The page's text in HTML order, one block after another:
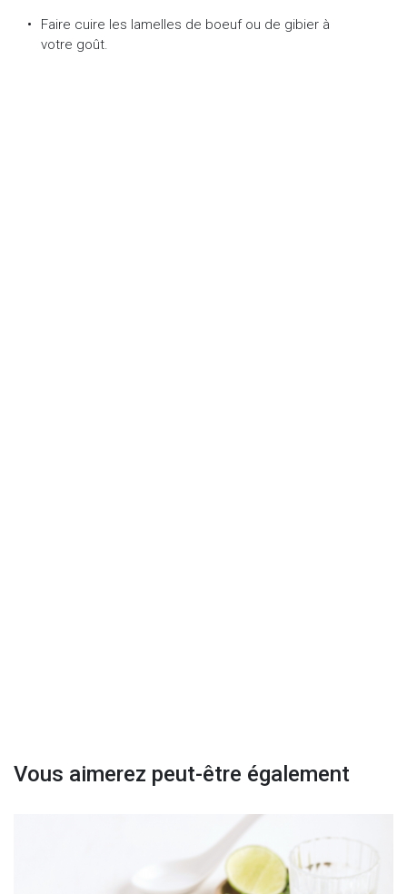
Faire cuire les lamelles de boeuf ou de gibier à
votre goût.
Vous aimerez peut-être également